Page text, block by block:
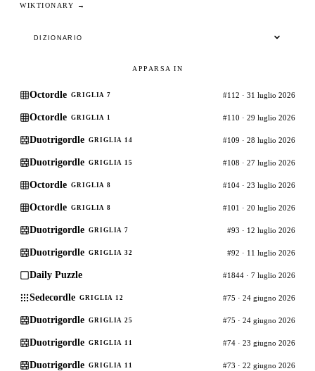
WIKTIONARY →
DIZIONARIO
APPARSA IN
Octordle GRIGLIA 7 #112 · 31 luglio 2026
Octordle GRIGLIA 1 #110 · 29 luglio 2026
Duotrigordle GRIGLIA 14 #109 · 28 luglio 2026
Duotrigordle GRIGLIA 15 #108 · 27 luglio 2026
Octordle GRIGLIA 8 #104 · 23 luglio 2026
Octordle GRIGLIA 8 #101 · 20 luglio 2026
Duotrigordle GRIGLIA 7 #93 · 12 luglio 2026
Duotrigordle GRIGLIA 32 #92 · 11 luglio 2026
Daily Puzzle #1844 · 7 luglio 2026
Sedecordle GRIGLIA 12 #75 · 24 giugno 2026
Duotrigordle GRIGLIA 25 #75 · 24 giugno 2026
Duotrigordle GRIGLIA 11 #74 · 23 giugno 2026
Duotrigordle GRIGLIA 11 #73 · 22 giugno 2026